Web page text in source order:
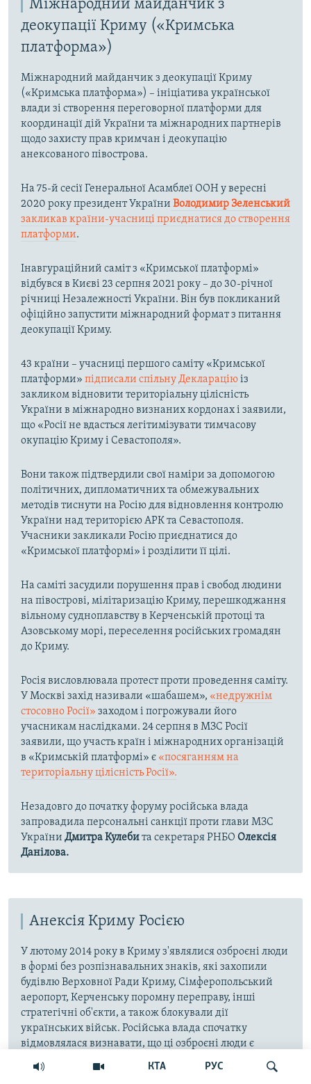
КТА РУС
Міжнародний майданчик з
деокупації Криму («Кримська
платформа»)
Міжнародний майданчик з деокупації Криму
(«Кримська платформа») – ініціатива української
влади зі створення переговорної платформи для
координації дій України та міжнародних партнерів
щодо захисту прав кримчан і деокупацію
анексованого півострова.
На 75-й сесії Генеральної Асамблеї ООН у вересні
2020 року президент України Володимир Зеленський
закликав країни-учасниці приєднатися до створення
платформи.
Інавгураційний саміт з «Кримської платформі»
відбувся в Києві 23 серпня 2021 року – до 30-річної
річниці Незалежності України. Він був покликаний
офіційно запустити міжнародний формат з питання
деокупації Криму.
43 країни – учасниці першого саміту «Кримської
платформи» підписали спільну Деклараціюіз
закликом відновити територіальну цілісність
України в міжнародно визнаних кордонах і заявили,
що «Росії не вдасться легітимізувати тимчасову
окупацію Криму і Севастополя».
Вони також підтвердили свої наміри за допомогою
політичних, дипломатичних та обмежувальних
методів тиснути на Росію для відновлення контролю
України над територією АРК та Севастополя.
Учасники закликали Росію приєднатися до
«Кримської платформі» і розділити її цілі.
На саміті засудили порушення прав і свобод людини
на півострові, мілітаризацію Криму, перешкоджання
вільному судноплавству в Керченській протоці та
Азовському морі, переселення російських громадян
до Криму.
Росія висловлювала протест проти проведення саміту.
У Москві захід називали «шабашем», «недружнім
стосовно Росії» заходом і погрожували його
учасникам наслідками. 24 серпня в МЗС Росії
заявили, що участь країн і міжнародних організацій
в «Кримській платформі» є «посяганням на
територіальну цілісність Росії».
Незадовго до початку форуму російська влада
запровадила персональні санкції проти глави МЗС
України Дмитра Кулебита секретаря РНБО Олексія
Данілова.
Анексія Криму Росією
У лютому 2014 року в Криму з'являлися озброєні люди
в формі без розпізнавальних знаків, які захопили
будівлю Верховної Ради Криму, Сімферопольський
аеропорт, Керченську поромну переправу, інші
стратегічні об'єкти, а також блокували дії
українських військ. Російська влада спочатку
відмовлялася визнавати, що ці озброєні люди є
президент Росії Володимир Путін визнав, що це були